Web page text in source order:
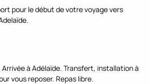
pour le début de votre voyage vers
à Adélaïde. Transfert, installation à
vous reposer. Repas libre.